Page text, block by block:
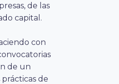
de las
capital.
con
de un
de